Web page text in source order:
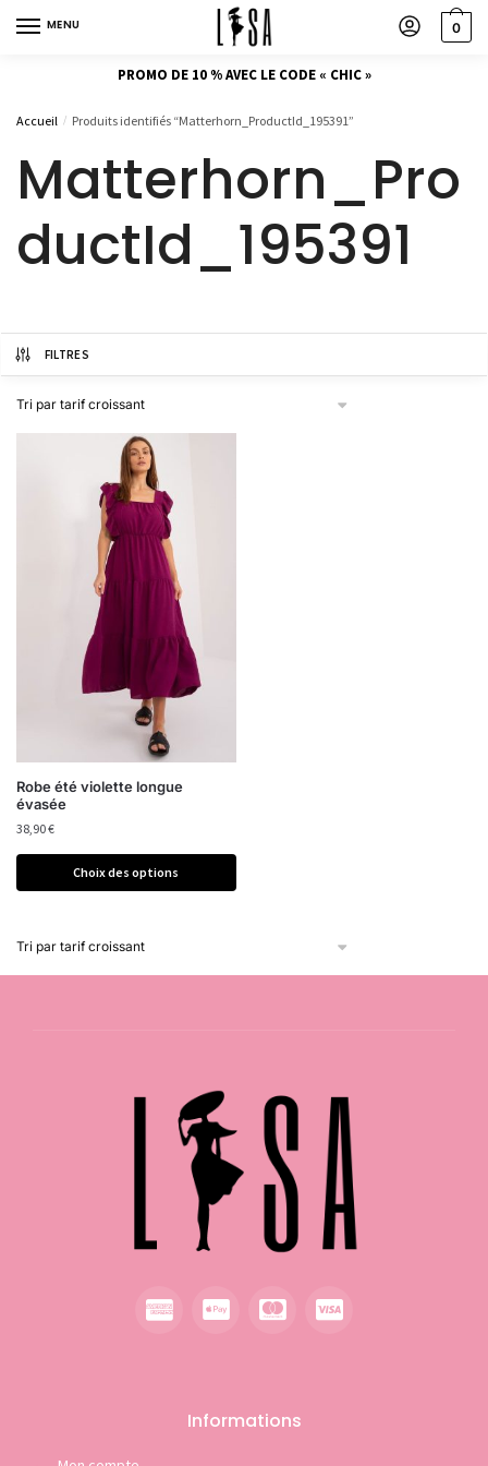
MENU 0
PROMO DE 10 % AVEC LE CODE « CHIC »
Accueil / Produits identifiés “Matterhorn_ProductId_195391”
Matterhorn_Pro
ductId_195391
FILTRES
Robe été violette longue
évasée
38,90€
Choix des options
Informations